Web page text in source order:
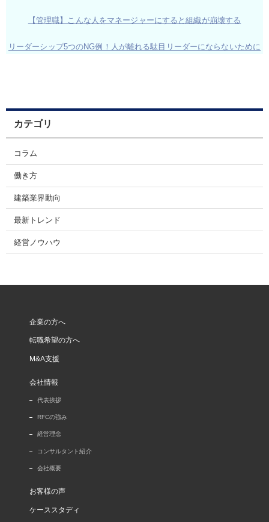
【管理職】こんな人をマネージャーにすると組織が崩壊する
リーダーシップ5つのNG例！人が離れる駄目リーダーにならないために
カテゴリ
コラム
働き方
建築業界動向
最新トレンド
経営ノウハウ
企業の方へ
転職希望の方へ
M&A支援
会社情報
代表挨拶
RFCの強み
経営理念
コンサルタント紹介
会社概要
お客様の声
ケーススタディ